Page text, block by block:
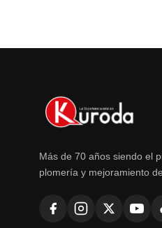
Más de 70 años siendo el
plomería y mejoramiento